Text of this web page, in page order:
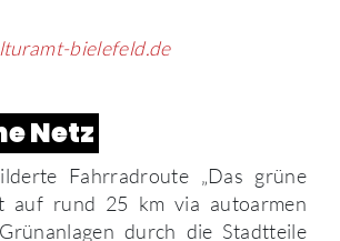
bielefeld.de
Netz
Fahrradroute „Das grüne
auf rund 25 km via autoarmen
durch die Stadtteile